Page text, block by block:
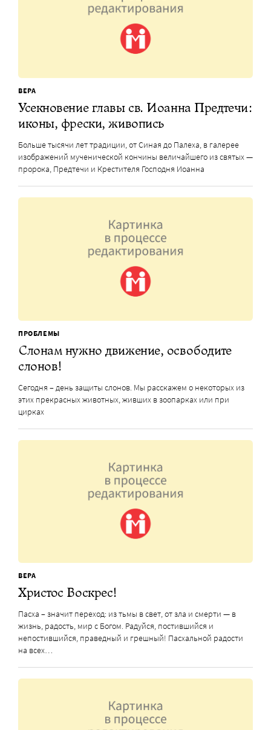
ВЕРА
Усекновение главы св. Иоанна Предтечи:
иконы, фрески, живопись
Больше тысячи лет традиции, от Синая до Палеха, в галерее
изображений мученической кончины величайшего из святых —
пророка, Предтечи и Крестителя Господня Иоанна
ПРОБЛЕМЫ
Слонам нужно движение, освободите
слонов!
Сегодня – день защиты слонов. Мы расскажем о некоторых из
этих прекрасных животных, живших в зоопарках или при
цирках
ВЕРА
Христос Воскрес!
Пасха – значит переход: из тьмы в свет, от зла и смерти — в
жизнь, радость, мир с Богом. Радуйся, постившийся и
непостившийся, праведный и грешный! Пасхальной радости
на всех…